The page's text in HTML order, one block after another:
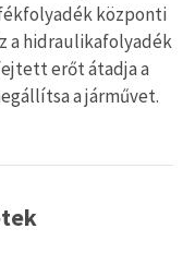
központi
a hidraulikafolyadék
erőt átadja a
a járművet.